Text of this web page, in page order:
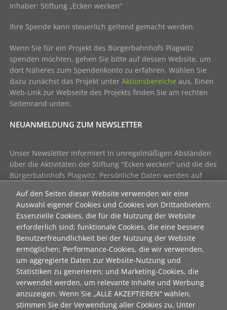
Auf den Seiten dieser Website verwenden wir eine
Auswahl eigener Cookies und Cookies von Drittanbietern:
Essenzielle Cookies, die für die Nutzung der Website
erforderlich sind; funktionale Cookies, die eine bessere
Benutzerfreundlichkeit bei der Nutzung der Website
ermöglichen; Performance-Cookies, die wir verwenden,
um aggregierte Daten zur Website-Nutzung und
Statistiken zu generieren; und Marketing-Cookies, die
verwendet werden, um relevante Inhalte und Werbung
anzuzeigen. Wenn Sie „ALLE AKZEPTIEREN“ wählen,
stimmen Sie der Verwendung aller Cookies zu. Unter
Inhaber: Stiftung „Ecken wecken“
Ihre Spende kann steuerlich geltend gemacht werden.
Wenn Sie für ein Projekt des Bürgerbahnhofs Plagwitz
spenden möchten, gehen Sie bitte auf dessen Website, um
dort Näheres zum Spendenkonto zu erfahren. Wählen Sie
dazu zunächst das Projekt unterAktionsbereiche aus. Einen
Web-Link zur Webseite des Projekts finden Sie am rechten
Seitenrand unten.
NEUANMELDUNG ZUM NEWSLETTER
Unser Newsletter informiert in unregelmäßigen Abständen
über die Aktivitäten der Stiftung "Ecken wecken" und die des
Bürgerbahnhofs Plagwitz. Persönliche Daten werden auf
an Dritte weitergegeben. Natürlich kann jederzeit eine
Abmeldung erfolgen - einfach eineE-Mailsenden mit "kein
Newsletter" im Betreff.
Hier geht's zum aktuellen Newsletter der Stiftung
"Ecken wecken":
als html
als pdf